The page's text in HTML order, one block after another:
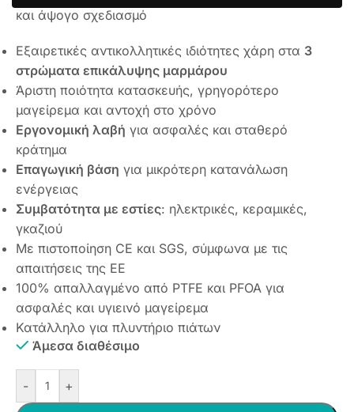
και άψογο σχεδιασμό
Εξαιρετικές αντικολλητικές ιδιότητες χάρη στα 3
στρώματα επικάλυψης μαρμάρου
Άριστη ποιότητα κατασκευής, γρηγορότερο
μαγείρεμα και αντοχή στο χρόνο
Εργονομική λαβή για ασφαλές και σταθερό
κράτημα
Επαγωγική βάση για μικρότερη κατανάλωση
ενέργειας
Συμβατότητα με εστίες: ηλεκτρικές, κεραμικές,
γκαζιού
Με πιστοποίηση CE και SGS, σύμφωνα με τις
απαιτήσεις της ΕΕ
100% απαλλαγμένο από PTFE και PFOA για
ασφαλές και υγιεινό μαγείρεμα
Κατάλληλο για πλυντήριο πιάτων
Άμεσα διαθέσιμο
- +